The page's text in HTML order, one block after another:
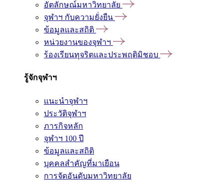
อัตลักษณ์มหาวิทยาลัย
จุฬาฯ กับความยั่งยืน
ข้อมูลและสถิติ
หน่วยงานของจุฬาฯ
ร้องเรียนทุจริตและประพฤติมิชอบ
รู้จักจุฬาฯ
แนะนำจุฬาฯ
ประวัติจุฬาฯ
ภารกิจหลัก
จุฬาฯ 100 ปี
ข้อมูลและสถิติ
บุคคลสำคัญที่มาเยือน
การจัดอันดับมหาวิทยาลัย